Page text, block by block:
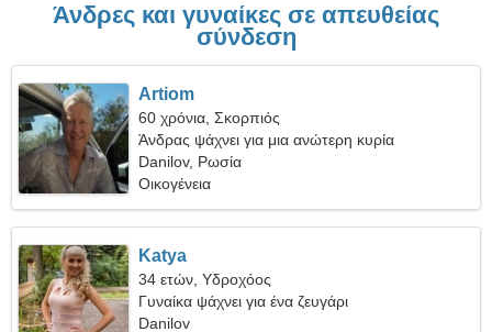
Άνδρες και γυναίκες σε απευθείας
σύνδεση
Artiom
60 χρόνια, Σκορπιός
Άνδρας ψάχνει για μια ανώτερη κυρία
Danilov, Ρωσία
Οικογένεια
Katya
34 ετών, Υδροχόος
Γυναίκα ψάχνει για ένα ζευγάρι
Danilov